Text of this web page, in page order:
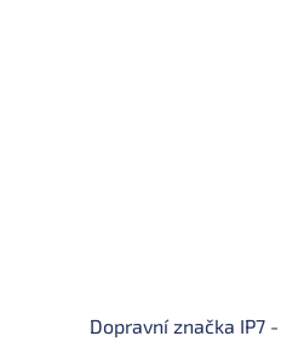
Dopravní značka IP7